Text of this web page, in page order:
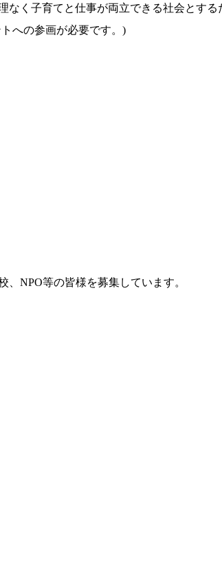
く子育てと仕事が両立できる社会とす
への参画が必要です。)
NPO等の皆様を募集しています。